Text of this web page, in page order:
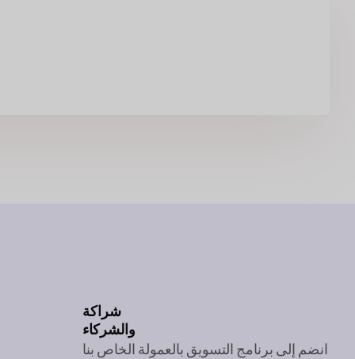
شراكة
والشركاء
انضم إلى برنامج التسويق بالعمولة الخاص بنا